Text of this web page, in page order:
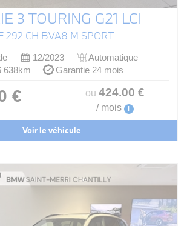
3 TOURING G21 LCI
292 CH BVA8 M SPORT
12/2023
Automatique
638km
Garantie 24 mois
€ ou 424.00 €
/ mois i
Voir le véhicule